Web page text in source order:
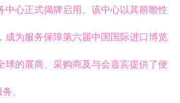
中心正式揭牌启用。该中心以其前瞻性
成为服务保障第六届中国国际进口博览
球的展商、采购商及与会嘉宾提供了便
。